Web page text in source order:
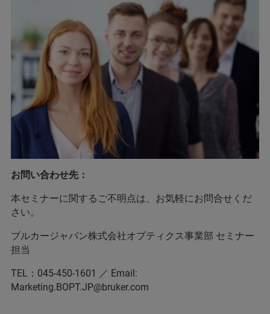
お問い合わせ先：
本セミナーに関するご不明点は、お気軽にお問合せくだ
さい。
ブルカージャパン株式会社オプティクス事業部 セミナー
担当
TEL：045-450-1601 ／ Email:
Marketing.BOPT.JP@bruker.com